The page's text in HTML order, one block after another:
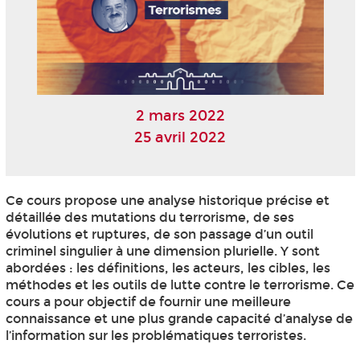
2 mars 2022
25 avril 2022
Ce cours propose une analyse historique précise et
détaillée des mutations du terrorisme, de ses
évolutions et ruptures, de son passage d’un outil
criminel singulier à une dimension plurielle. Y sont
abordées : les définitions, les acteurs, les cibles, les
méthodes et les outils de lutte contre le terrorisme. Ce
cours a pour objectif de fournir une meilleure
connaissance et une plus grande capacité d’analyse de
l’information sur les problématiques terroristes.